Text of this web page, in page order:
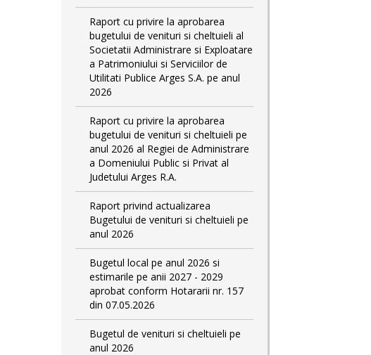
Raport cu privire la aprobarea
bugetului de venituri si cheltuieli al
Societatii Administrare si Exploatare
a Patrimoniului si Serviciilor de
Utilitati Publice Arges S.A. pe anul
2026
Raport cu privire la aprobarea
bugetului de venituri si cheltuieli pe
anul 2026 al Regiei de Administrare
a Domeniului Public si Privat al
Judetului Arges R.A.
Raport privind actualizarea
Bugetului de venituri si cheltuieli pe
anul 2026
Bugetul local pe anul 2026 si
estimarile pe anii 2027 - 2029
aprobat conform Hotararii nr. 157
din 07.05.2026
Bugetul de venituri si cheltuieli pe
anul 2026